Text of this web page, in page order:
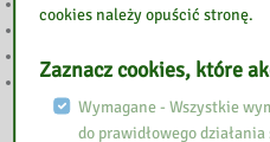
SIERPNIOWE KODY DO LEGIMI i
Głosowanie w 7. edycji Budżetu
WAKACJI Z BIBLIOTEKĄ CIĄG
WAKACJE Z BIBLIOTEKĄ
cookies należy opuścić stronę.
Zaznacz cookies, które
Wymagane - Wszystkie
do prawidłowego